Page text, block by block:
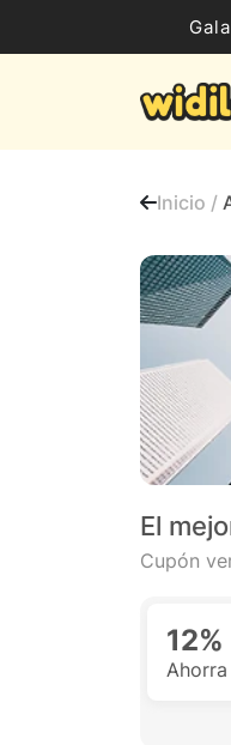
Inicio /
El
Cupón
12%
Ahorra